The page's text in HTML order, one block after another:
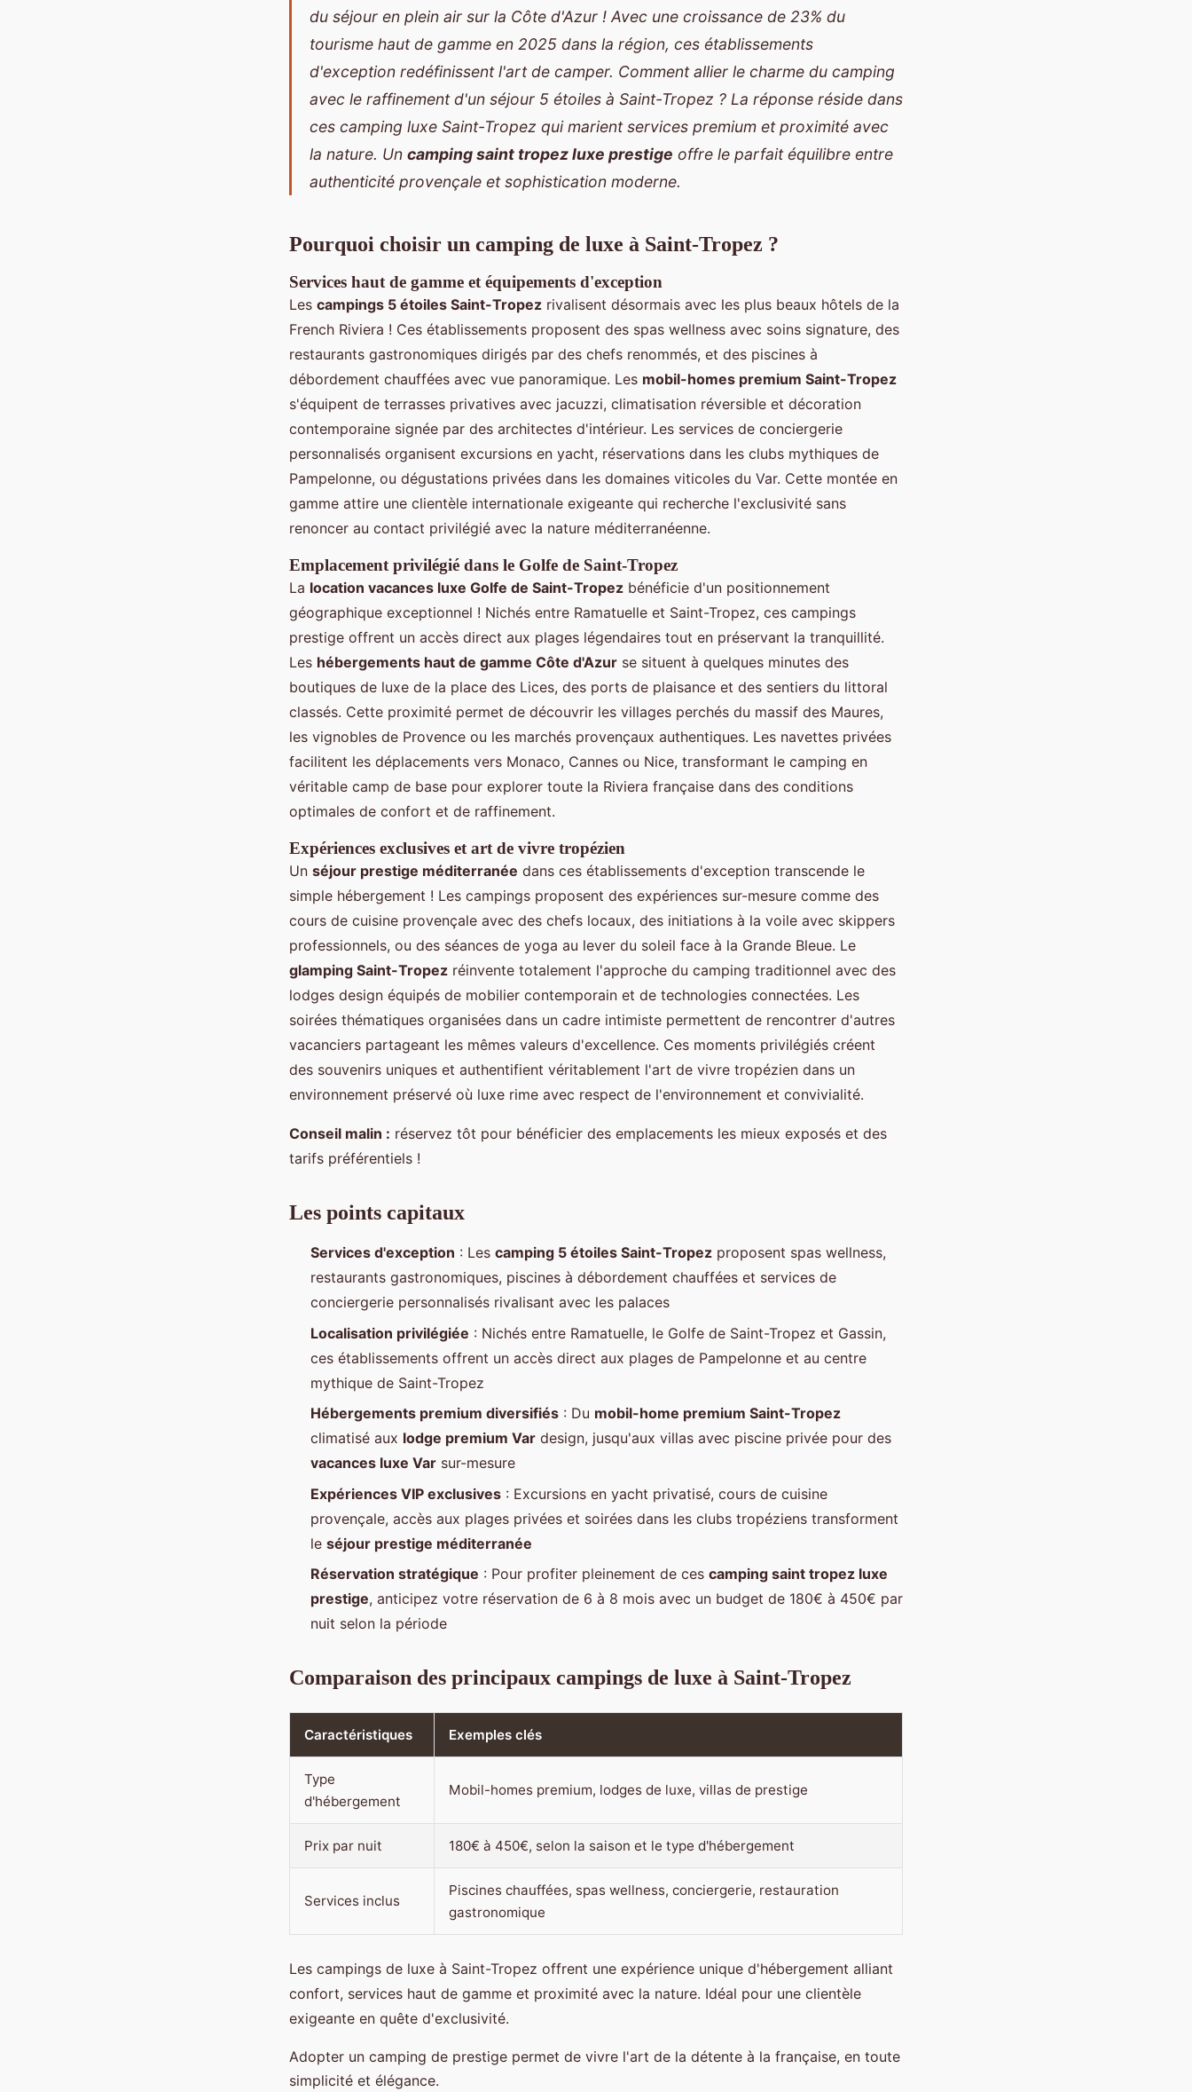
du séjour en plein air sur la Côte d'Azur ! Avec une croissance de 23% du
tourisme haut de gamme en 2025 dans la région, ces établissements
d'exception redéfinissent l'art de camper. Comment allier le charme du camping
avec le raffinement d'un séjour 5 étoiles à Saint-Tropez ? La réponse réside dans
ces camping luxe Saint-Tropez qui marient services premium et proximité avec
la nature. Un camping saint tropez luxe prestige offre le parfait équilibre entre
authenticité provençale et sophistication moderne.
Pourquoi choisir un camping de luxe à Saint-Tropez ?
Services haut de gamme et équipements d'exception
Les campings 5 étoiles Saint-Tropez rivalisent désormais avec les plus beaux hôtels de la
French Riviera ! Ces établissements proposent des spas wellness avec soins signature, des
restaurants gastronomiques dirigés par des chefs renommés, et des piscines à
débordement chauffées avec vue panoramique. Les mobil-homes premium Saint-Tropez
s'équipent de terrasses privatives avec jacuzzi, climatisation réversible et décoration
contemporaine signée par des architectes d'intérieur. Les services de conciergerie
personnalisés organisent excursions en yacht, réservations dans les clubs mythiques de
Pampelonne, ou dégustations privées dans les domaines viticoles du Var. Cette montée en
gamme attire une clientèle internationale exigeante qui recherche l'exclusivité sans
renoncer au contact privilégié avec la nature méditerranéenne.
Emplacement privilégié dans le Golfe de Saint-Tropez
La location vacances luxe Golfe de Saint-Tropez bénéficie d'un positionnement
géographique exceptionnel ! Nichés entre Ramatuelle et Saint-Tropez, ces campings
prestige offrent un accès direct aux plages légendaires tout en préservant la tranquillité.
Les hébergements haut de gamme Côte d'Azur se situent à quelques minutes des
boutiques de luxe de la place des Lices, des ports de plaisance et des sentiers du littoral
classés. Cette proximité permet de découvrir les villages perchés du massif des Maures,
les vignobles de Provence ou les marchés provençaux authentiques. Les navettes privées
facilitent les déplacements vers Monaco, Cannes ou Nice, transformant le camping en
véritable camp de base pour explorer toute la Riviera française dans des conditions
optimales de confort et de raffinement.
Expériences exclusives et art de vivre tropézien
Un séjour prestige méditerranée dans ces établissements d'exception transcende le
simple hébergement ! Les campings proposent des expériences sur-mesure comme des
cours de cuisine provençale avec des chefs locaux, des initiations à la voile avec skippers
professionnels, ou des séances de yoga au lever du soleil face à la Grande Bleue. Le
glamping Saint-Tropez réinvente totalement l'approche du camping traditionnel avec des
lodges design équipés de mobilier contemporain et de technologies connectées. Les
soirées thématiques organisées dans un cadre intimiste permettent de rencontrer d'autres
vacanciers partageant les mêmes valeurs d'excellence. Ces moments privilégiés créent
des souvenirs uniques et authentifient véritablement l'art de vivre tropézien dans un
environnement préservé où luxe rime avec respect de l'environnement et convivialité.
Conseil malin : réservez tôt pour bénéficier des emplacements les mieux exposés et des
tarifs préférentiels !
Les points capitaux
Services d'exception : Les camping 5 étoiles Saint-Tropez proposent spas wellness,
restaurants gastronomiques, piscines à débordement chauffées et services de
conciergerie personnalisés rivalisant avec les palaces
Localisation privilégiée : Nichés entre Ramatuelle, le Golfe de Saint-Tropez et Gassin,
ces établissements offrent un accès direct aux plages de Pampelonne et au centre
mythique de Saint-Tropez
Hébergements premium diversifiés : Du mobil-home premium Saint-Tropez
climatisé aux lodge premium Var design, jusqu'aux villas avec piscine privée pour des
vacances luxe Var sur-mesure
Expériences VIP exclusives : Excursions en yacht privatisé, cours de cuisine
provençale, accès aux plages privées et soirées dans les clubs tropéziens transforment
le séjour prestige méditerranée
Réservation stratégique : Pour profiter pleinement de ces camping saint tropez luxe
prestige, anticipez votre réservation de 6 à 8 mois avec un budget de 180€ à 450€ par
nuit selon la période
Comparaison des principaux campings de luxe à Saint-Tropez
Caractéristiques Exemples clés
Type
d'hébergement
Mobil-homes premium, lodges de luxe, villas de prestige
Prix par nuit 180€ à 450€, selon la saison et le type d'hébergement
Services inclus
Piscines chauffées, spas wellness, conciergerie, restauration
gastronomique
Les campings de luxe à Saint-Tropez offrent une expérience unique d'hébergement alliant
confort, services haut de gamme et proximité avec la nature. Idéal pour une clientèle
exigeante en quête d'exclusivité.
Adopter un camping de prestige permet de vivre l'art de la détente à la française, en toute
simplicité et élégance.